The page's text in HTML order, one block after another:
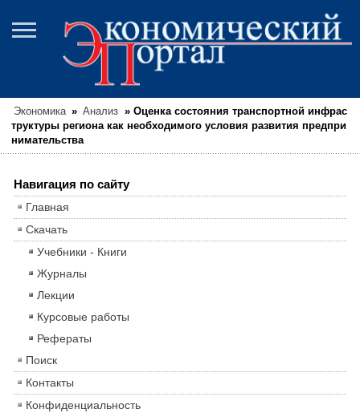
Экономика » Анализ » Оценка состояния транспортной инфрас
труктуры региона как необходимого условия развития предпри
нимательства
Навигация по сайту
Главная
Скачать
Учебники - Книги
Журналы
Лекции
Курсовые работы
Рефераты
Поиск
Контакты
Конфиденциальность